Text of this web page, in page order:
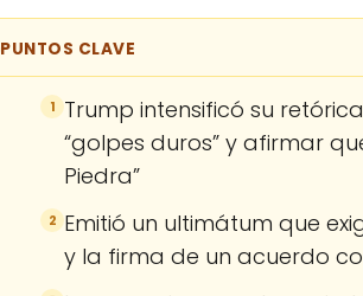
PUNTOS CLAVE
1 Trump intensificó su
“golpes duros” y afirmar
Piedra”
2 Emitió un ultimátum que
y la firma de un acuerdo